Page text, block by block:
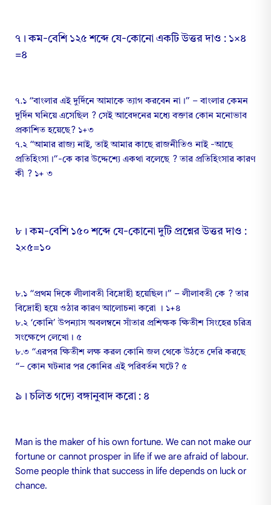
৭। কম-বেশি ১২৫ শব্দে যে-কোনো একটি উত্তর দাও : ১×৪
=৪
৭.১ “বাংলার এই দুর্দিনে আমাকে ত্যাগ করবেন না।” – বাংলার কেমন
দুর্দিন ঘনিয়ে এসেছিল ? সেই আবেদনের মধ্যে বক্তার কোন মনোভাব
প্রকাশিত হয়েছে? ১+৩
৭.২ “আমার রাজ্য নাই, তাই আমার কাছে রাজনীতিও নাই -আছে
প্রতিহিংসা।”-কে কার উদ্দেশ্যে একথা বলেছে ? তার প্রতিহিংসার কারণ
কী ? ১+ ৩
৮। কম-বেশি ১৫০ শব্দে যে-কোনো দুটি প্রশ্নের উত্তর দাও :
২×৫=১০
৮.১ “প্রথম দিকে লীলাবতী বিদ্রোহী হয়েছিল।” – লীলাবতী কে ? তার
বিদ্রোহী হয়ে ওঠার কারণ আলোচনা করো । ১+৪
৮.২ ‘কোনি’ উপন্যাস অবলম্বনে সাঁতার প্রশিক্ষক ক্ষিতীশ সিংহের চরিত্র
সংক্ষেপে লেখো। ৫
৮.৩ “এরপর ক্ষিতীশ লক্ষ করল কোনি জল থেকে উঠতে দেরি করছে
“– কোন ঘটনার পর কোনির এই পরিবর্তন ঘটে? ৫
৯। চলিত গদ্যে বঙ্গানুবাদ করো : ৪
Man is the maker of his own fortune. We can not make our
fortune or cannot prosper in life if we are afraid of labour.
Some people think that success in life depends on luck or
chance.